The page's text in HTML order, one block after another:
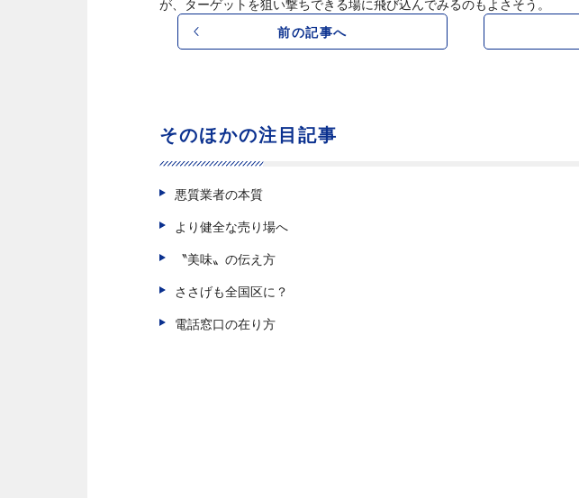
が、ターゲットを狙い撃ちできる場に飛び込んでみるのもよさそう。
前の記事へ
そのほかの注目記事
悪質業者の本質
より健全な売り場へ
〝美味〟の伝え方
ささげも全国区に？
電話窓口の在り方